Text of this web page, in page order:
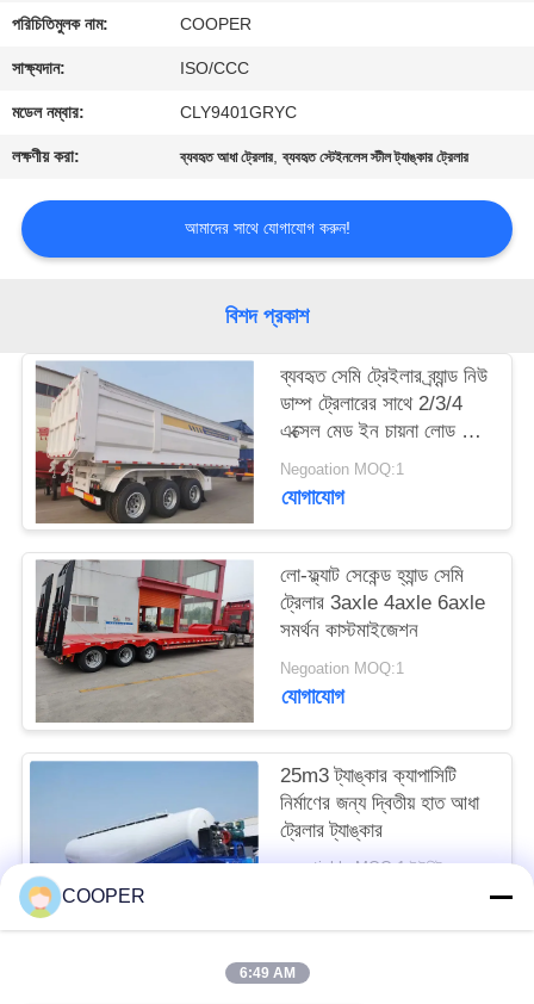
যোগাযোগ
করুন
উদ্ধৃতির
আবেদন
ম্যাপ
গোপনীয়তা
নীতি
পরিচিতিমুলক নাম: COOPER
সাক্ষ্যদান: ISO/CCC
মডেল নম্বার: CLY9401GRYC
লক্ষণীয় করা: ব্যবহৃত আধা ট্রেলার,ব্যবহৃত স্টেইনলেস স্টীল ট্যাঙ্কার ট্রেলার
আমাদের সাথে যোগাযোগ করুন!
বিশদ প্রকাশ
ব্যবহৃত সেমি ট্রেইলার ব্র্যান্ড নিউ
ডাম্প ট্রেলারের সাথে 2/3/4
এক্সেল মেড ইন চায়না লোড 60
টন
Negoation MOQ:1
যোগাযোগ
লো-ফ্ল্যাট সেকেন্ড হ্যান্ড সেমি
ট্রেলার 3axle 4axle 6axle
সমর্থন কাস্টমাইজেশন
Negoation MOQ:1
যোগাযোগ
25m3 ট্যাঙ্কার ক্যাপাসিটি
নির্মাণের জন্য দ্বিতীয় হাত আধা
ট্রেলার ট্যাঙ্কার
negotiable MOQ:1 ইউনিট
COOPER
6:49 AM